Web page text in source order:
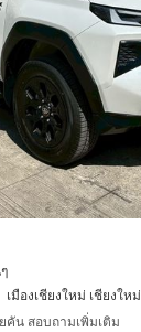
เมืองเชียงใหม่ เชียงใหม่
คัน สอบถามเพิ่มเติม